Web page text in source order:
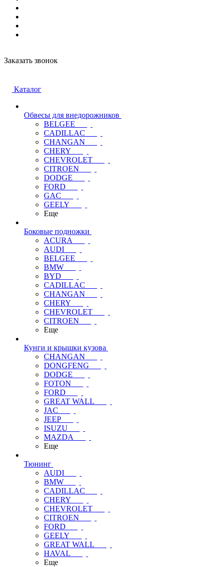
Заказать звонок
Каталог
Обвесы для внедорожников
BELGEE
CADILLAC
CHANGAN
CHERY
CHEVROLET
CITROEN
DODGE
FORD
GAC
GEELY
Еще
Боковые подножки
ACURA
AUDI
BELGEE
BMW
BYD
CADILLAC
CHANGAN
CHERY
CHEVROLET
CITROEN
Еще
Кунги и крышки кузова
CHANGAN
DONGFENG
DODGE
FOTON
FORD
GREAT WALL
JAC
JEEP
ISUZU
MAZDA
Еще
Тюнинг
AUDI
BMW
CADILLAC
CHERY
CHEVROLET
CITROEN
FORD
GEELY
GREAT WALL
HAVAL
Еще